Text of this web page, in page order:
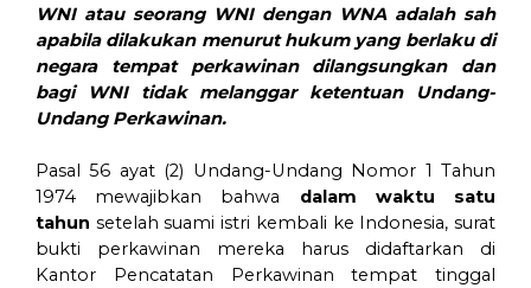
WNI atau seorang WNI dengan WNA adalah sah
apabila dilakukan menurut hukum yang berlaku di
negara tempat perkawinan dilangsungkan dan
bagi WNI tidak melanggar ketentuan Undang-
Undang Perkawinan.
Pasal 56 ayat (2) Undang-Undang Nomor 1 Tahun
1974 mewajibkan bahwa dalam waktu satu
tahun setelah suami istri kembali ke Indonesia, surat
bukti perkawinan mereka harus didaftarkan di
Kantor Pencatatan Perkawinan tempat tinggal